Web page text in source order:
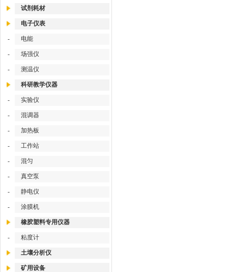
试剂耗材
电子仪表
- 电能
- 场强仪
- 测温仪
科研教学仪器
- 实验仪
- 混调器
- 加热板
- 工作站
- 混匀
- 真空泵
- 静电仪
- 涂膜机
橡胶塑料专用仪器
- 粘度计
土壤分析仪
矿用设备